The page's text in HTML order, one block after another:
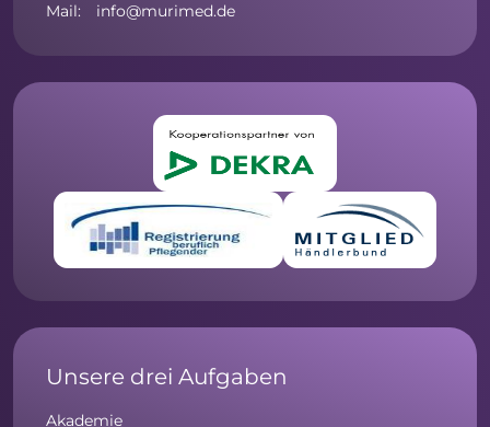
Mail: info@murimed.de
Unsere drei Aufgaben
Akademie